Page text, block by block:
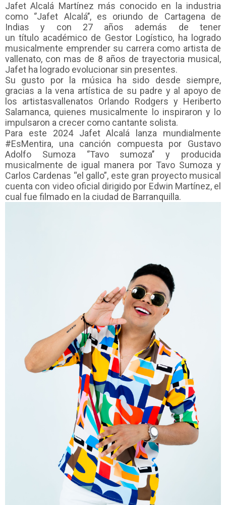
Jafet Alcalá Martínez más conocido en la industria
como ‘’Jafet Alcalá’’, es oriundo de Cartagena de
Indias y con 27 años además de tener
untítulo académico de Gestor Logístico, ha logrado
musicalmente emprender su carrera como artista de
vallenato, con mas de 8 años de trayectoria musical,
Jafet ha logrado evolucionar sin presentes.
Su gusto por la música ha sido desde siempre,
gracias a la vena artística de su padre y al apoyo de
los artistasvallenatos Orlando Rodgers y Heriberto
Salamanca, quienes musicalmente lo inspiraron y lo
impulsaron a crecer como cantante solista.
Para este 2024 JafetAlcalá lanza mundialmente
#EsMentira, una canción compuesta por Gustavo
Adolfo Sumoza ‘’Tavo sumoza’’ y producida
musicalmente de igual manera por Tavo Sumoza y
Carlos Cardenas “el gallo”, este gran proyecto musical
cuenta con video oficial dirigido por Edwin Martínez, el
cual fue filmado en la ciudad de Barranquilla.